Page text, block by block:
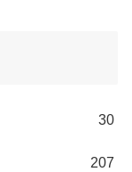
30
207